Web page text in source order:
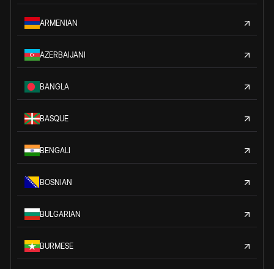
ARMENIAN
AZERBAIJANI
BANGLA
BASQUE
BENGALI
BOSNIAN
BULGARIAN
BURMESE